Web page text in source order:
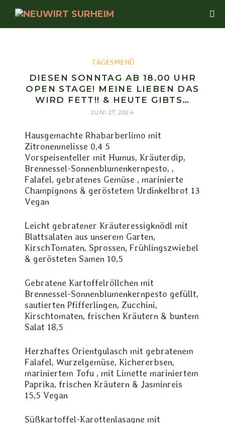
TAGESMENÜ
DIESEN SONNTAG AB 18.00 UHR
OPEN STAGE! MEINE LIEBEN DAS
WIRD FETT!! & HEUTE GIBTS…
JUNI 27, 2024
Hausgemachte Rhabarberlimo mit
Zitronenmelisse 0,4 5
Vorspeisenteller mit Humus, Kräuterdip,
Brennessel-Sonnenblumenkernpesto, ,
Falafel, gebratenes Gemüse , marinierte
Champignons & geröstetem Urdinkelbrot 13
Vegan
Leicht gebratener Kräuteressigknödl mit
Blattsalaten aus unserem Garten,
KirschTomaten, Sprossen, Frühlingszwiebel
& gerösteten Samen 10,5
Gebratene Kartoffelröllchen mit
Brennessel-Sonnenblumenkernpesto gefüllt,
sautierten Pfifferlingen, Zucchini,
Kirschtomaten, frischen Kräutern & buntem
Salat 18,5
Herzhaftes Orientgulasch mit gebratenem
Falafel, Wurzelgemüse, Kichererbsen,
mariniertem Tofu , mit Limette mariniertem
Paprika, frischen Kräutern & Jasminreis
15,5 Vegan
Süßkartoffel-Karottenlasagne mit